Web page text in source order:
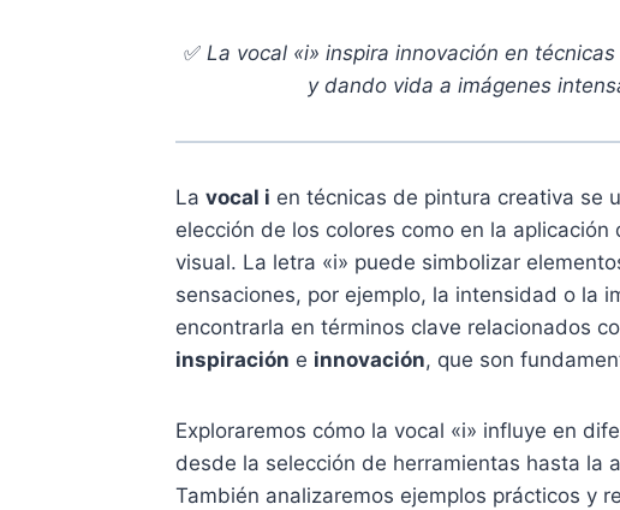
✅ La vocal «i» inspira innovación en
y dando vida a imágenes
La vocal i en técnicas de pintura creativa se
elección de los colores como en la
visual. La letra «i» puede simbolizar
sensaciones, por ejemplo, la intensidad o la
encontrarla en términos clave relacionados
inspiración e innovación, que son
Exploraremos cómo la vocal «i» influye en
desde la selección de herramientas hasta la
También analizaremos ejemplos prácticos y